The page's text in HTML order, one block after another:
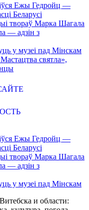
Ежы Гедройц —
Беларусі
твораў Марка Шагала
— адзін з
у музеі пад Мінскам
святла»,
Ежы Гедройц —
Беларусі
твораў Марка Шагала
— адзін з
у музеі пад Мінскам
и области: